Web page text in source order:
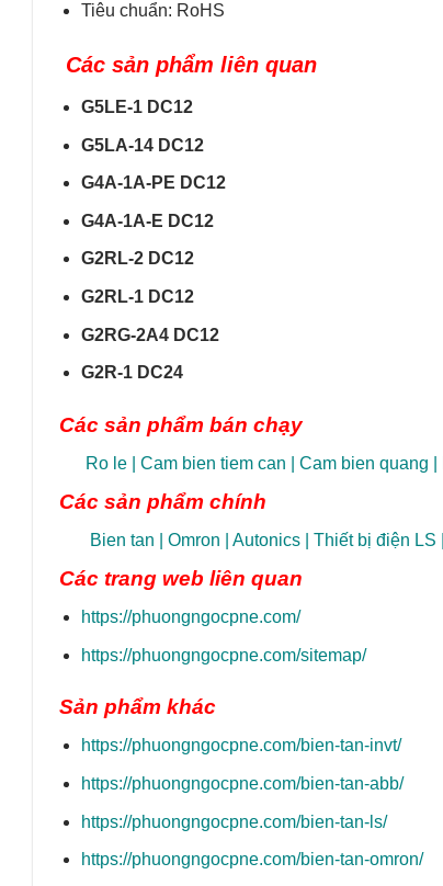
Tiêu chuẩn: RoHS
Các sản phẩm liên quan
G5LE-1 DC12
G5LA-14 DC12
G4A-1A-PE DC12
G4A-1A-E DC12
G2RL-2 DC12
G2RL-1 DC12
G2RG-2A4 DC12
G2R-1 DC24
Các sản phẩm bán chạy
Ro le Cam bien tiem can Cam bien quang
Các sản phẩm chính
Bien tan Omron Autonics Thiết bị điện LS
Các trang web liên quan
https://phuongngocpne.com/
https://phuongngocpne.com/sitemap/
Sản phẩm khác
https://phuongngocpne.com/bien-tan-invt/
https://phuongngocpne.com/bien-tan-abb/
https://phuongngocpne.com/bien-tan-ls/
https://phuongngocpne.com/bien-tan-omron/